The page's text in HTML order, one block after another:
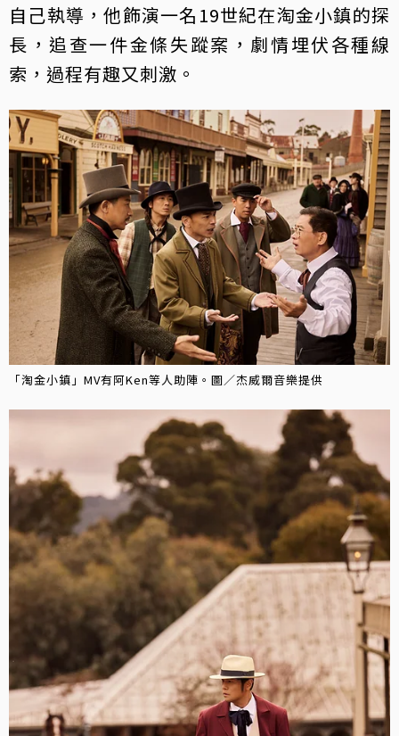
自己執導，他飾演一名19世紀在淘金小鎮的探
長，追查一件金條失蹤案，劇情埋伏各種線
索，過程有趣又刺激。
「淘金小鎮」MV有阿Ken等人助陣。圖／杰威爾音樂提供